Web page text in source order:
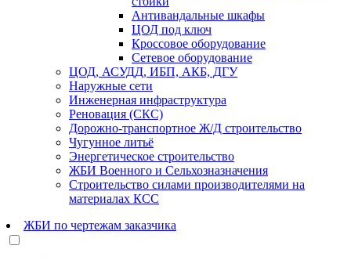
Антивандальные шкафы
ЦОД под ключ
Кроссовое оборудование
Сетевое оборудование
ЦОД, АСУДД, ИБП, АКБ, ДГУ
Наружные сети
Инженерная инфраструктура
Реновация (СКС)
Дорожно-транспортное Ж/Д строительство
Чугунное литьё
Энергетическое строительство
ЖБИ Военного и Сельхозназначения
Строительство силами производителями на
материалах КСС
ЖБИ по чертежам заказчика